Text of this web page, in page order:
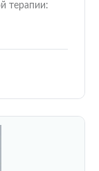
терапии: